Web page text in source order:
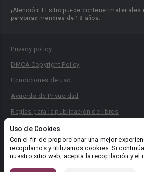
Uso de Cookies
Con el fin de proporcionar una mejor
recopilamos y utilizamos cookies. Si
nuestro sitio web, acepta la recopilación y el
¡Atención! El sitio puede contener materiales
personas menores de 18 años.
Privacy policy
DMCA Copyright Policy
Condiciones de uso
Acuerdo de Privacidad
Reglas para la publicación de libros
Área RR.PP.: pr@booknet.com
© 2026 Booknet. Todos los derechos